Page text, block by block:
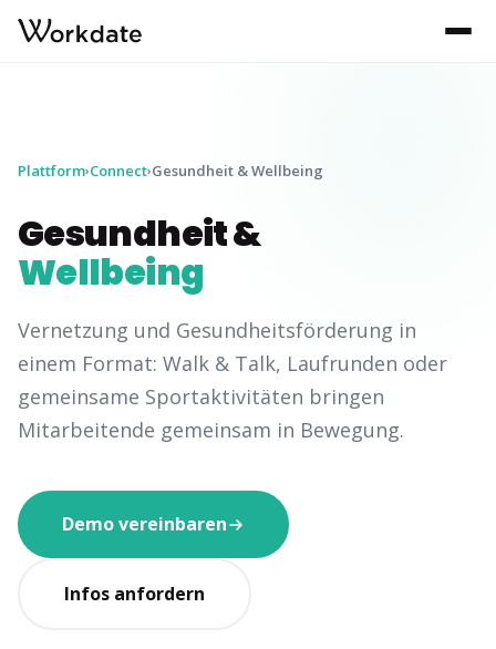
Plattform›Connect›Gesundheit & Wellbeing
Gesundheit &
Wellbeing
Vernetzung und Gesundheitsförderung in
einem Format: Walk & Talk, Laufrunden oder
gemeinsame Sportaktivitäten bringen
Mitarbeitende gemeinsam in Bewegung.
Demo vereinbaren
Infos anfordern